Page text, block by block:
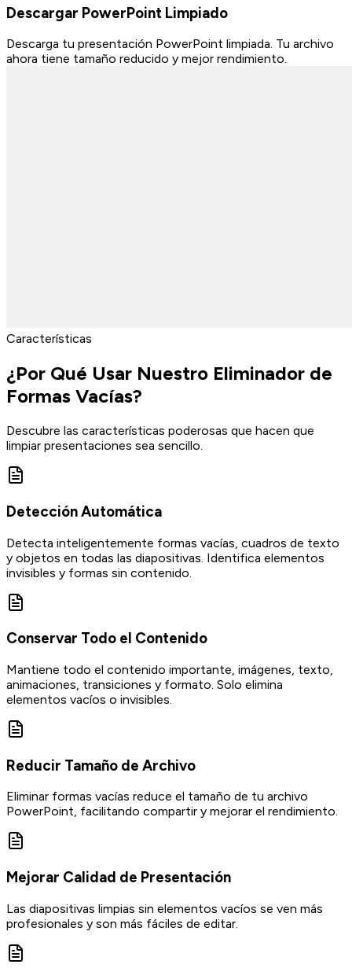
Descargar PowerPoint Limpiado
Descarga tu presentación PowerPoint limpiada. Tu archivo
ahora tiene tamaño reducido y mejor rendimiento.
Características
¿Por Qué Usar Nuestro Eliminador de
Formas Vacías?
Descubre las características poderosas que hacen que
limpiar presentaciones sea sencillo.
Detección Automática
Detecta inteligentemente formas vacías, cuadros de texto
y objetos en todas las diapositivas. Identifica elementos
invisibles y formas sin contenido.
Conservar Todo el Contenido
Mantiene todo el contenido importante, imágenes, texto,
animaciones, transiciones y formato. Solo elimina
elementos vacíos o invisibles.
Reducir Tamaño de Archivo
Eliminar formas vacías reduce el tamaño de tu archivo
PowerPoint, facilitando compartir y mejorar el rendimiento.
Mejorar Calidad de Presentación
Las diapositivas limpias sin elementos vacíos se ven más
profesionales y son más fáciles de editar.